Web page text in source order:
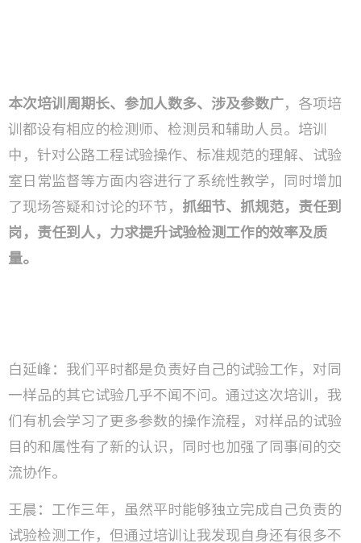
本次培训周期长、参加人数多、涉及参数广，各项培
训都设有相应的检测师、检测员和辅助人员。培训
中，针对公路工程试验操作、标准规范的理解、试验
室日常监督等方面内容进行了系统性教学，同时增加
了现场答疑和讨论的环节， 抓细节、抓规范，责任到
岗，责任到人，力求提升试验检测工作的效率及质
量。
白延峰：我们平时都是负责好自己的试验工作，对同
一样品的其它试验几乎不闻不问。通过这次培训，我
们有机会学习了更多参数的操作流程，对样品的试验
目的和属性有了新的认识，同时也加强了同事间的交
流协作。
王晨：工作三年，虽然平时能够独立完成自己负责的
试验检测工作，但通过培训让我发现自身还有很多不